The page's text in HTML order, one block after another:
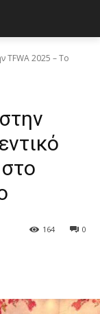
TFWA 2025 – Το
0
164